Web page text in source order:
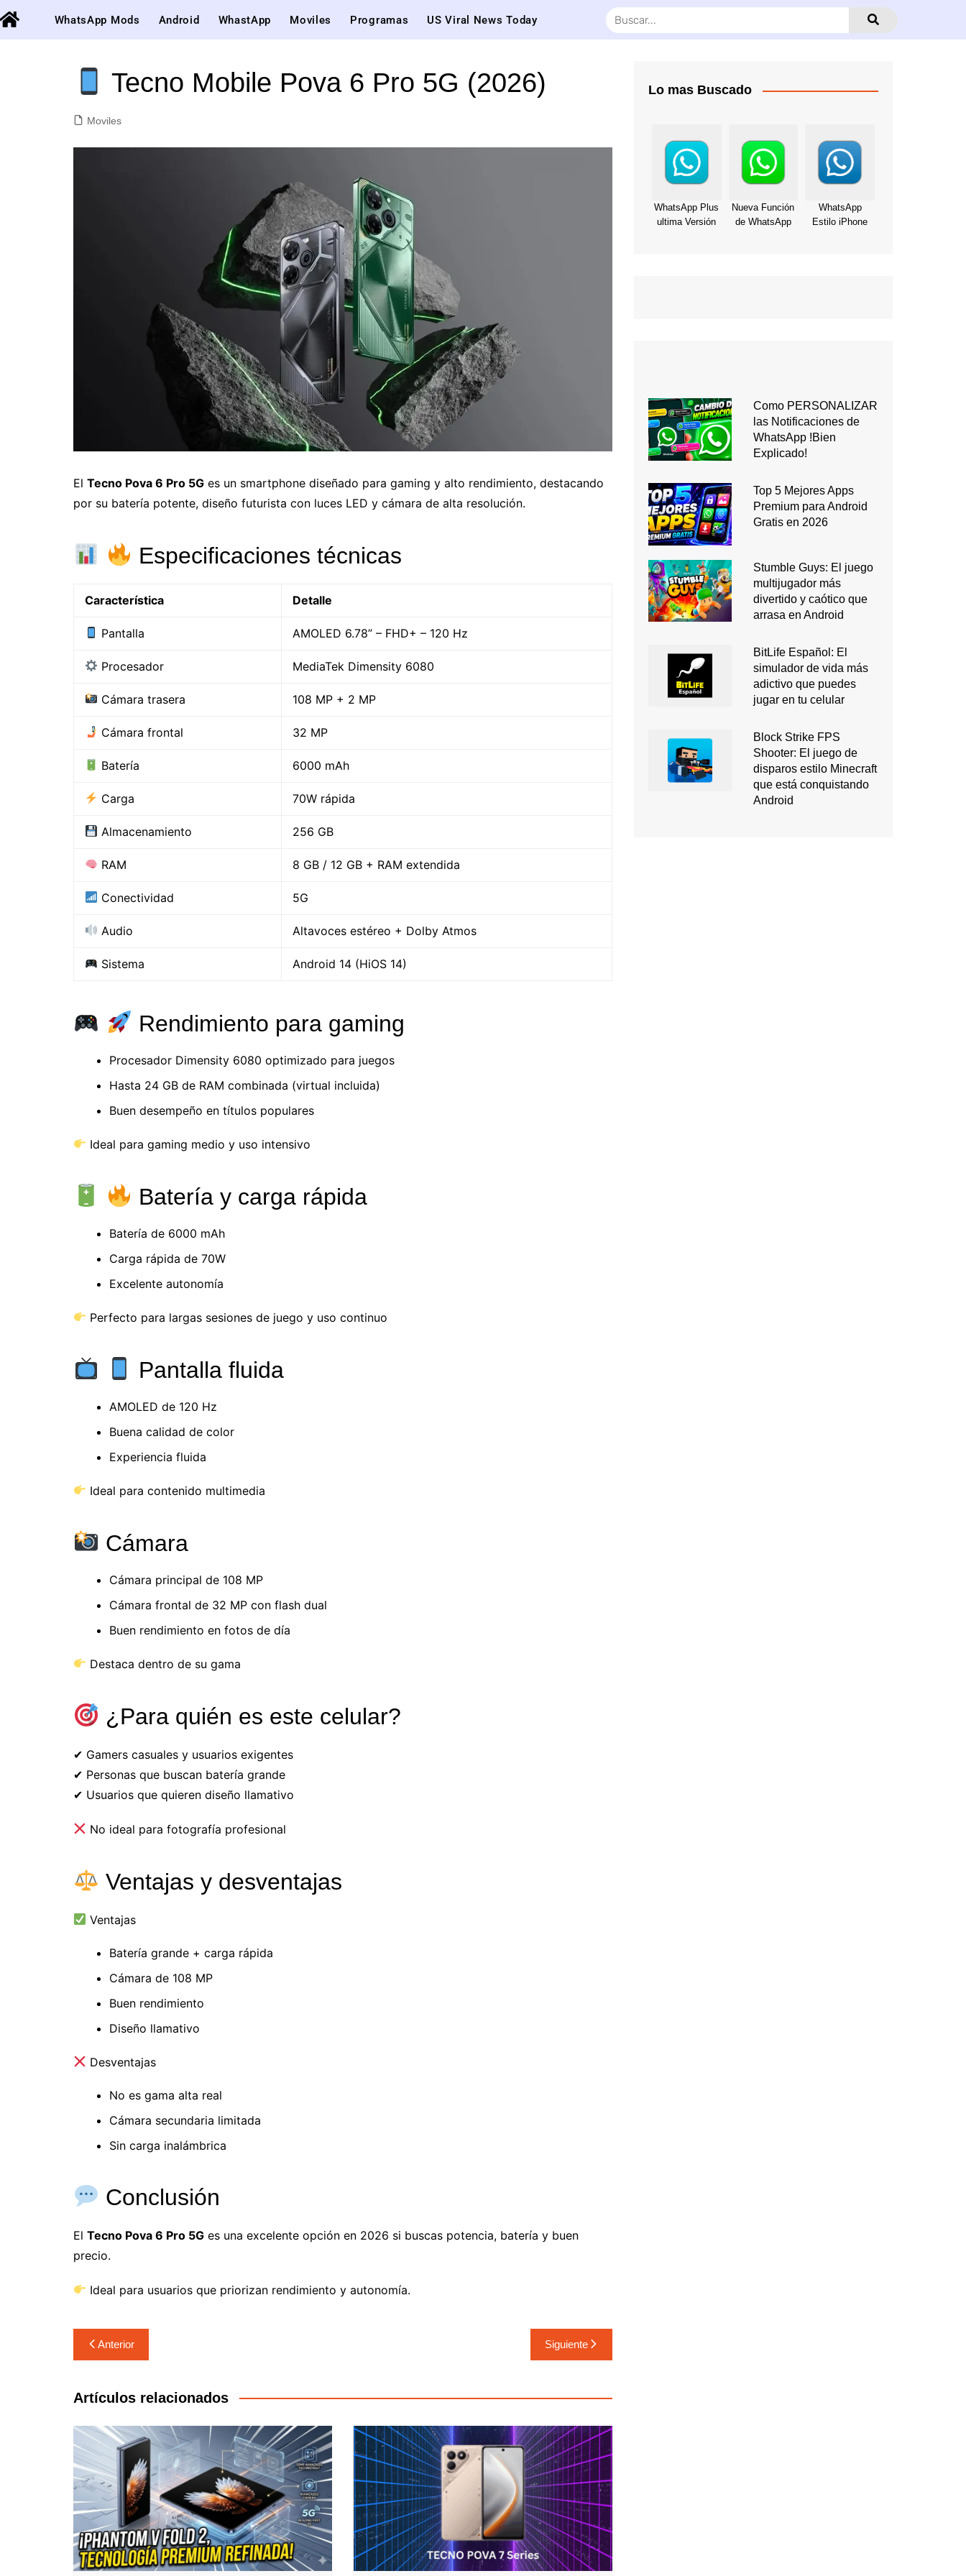
WhatsApp Mods Android WhastApp Moviles Programas US Viral News Today
Tecno Mobile Pova 6 Pro 5G (2026)
Moviles
El Tecno Pova 6 Pro 5G es un smartphone diseñado para gaming y alto rendimiento, destacando
por su batería potente, diseño futurista con luces LED y cámara de alta resolución.
Especificaciones técnicas
Característica Detalle
Pantalla AMOLED 6.78” – FHD+ – 120 Hz
Procesador MediaTek Dimensity 6080
Cámara trasera 108 MP + 2 MP
Cámara frontal 32 MP
Batería 6000 mAh
Carga 70W rápida
Almacenamiento 256 GB
RAM 8 GB / 12 GB + RAM extendida
Conectividad 5G
Audio Altavoces estéreo + Dolby Atmos
Sistema Android 14 (HiOS 14)
Rendimiento para gaming
Procesador Dimensity 6080 optimizado para juegos
Hasta 24 GB de RAM combinada (virtual incluida)
Buen desempeño en títulos populares
Ideal para gaming medio y uso intensivo
Batería y carga rápida
Batería de 6000 mAh
Carga rápida de 70W
Excelente autonomía
Perfecto para largas sesiones de juego y uso continuo
Pantalla fluida
AMOLED de 120 Hz
Buena calidad de color
Experiencia fluida
Ideal para contenido multimedia
Cámara
Cámara principal de 108 MP
Cámara frontal de 32 MP con flash dual
Buen rendimiento en fotos de día
Destaca dentro de su gama
¿Para quién es este celular?
✔ Gamers casuales y usuarios exigentes
✔ Personas que buscan batería grande
✔ Usuarios que quieren diseño llamativo
No ideal para fotografía profesional
Ventajas y desventajas
Ventajas
Batería grande + carga rápida
Cámara de 108 MP
Buen rendimiento
Diseño llamativo
Desventajas
No es gama alta real
Cámara secundaria limitada
Sin carga inalámbrica
Conclusión
El Tecno Pova 6 Pro 5G es una excelente opción en 2026 si buscas potencia, batería y buen
precio.
Ideal para usuarios que priorizan rendimiento y autonomía.
Anterior Siguiente
Artículos relacionados
Lo mas Buscado
WhatsApp Plus
ultima Versión
Nueva Función
de WhatsApp
WhatsApp
Estilo iPhone
Como PERSONALIZAR
las Notificaciones de
WhatsApp !Bien
Explicado!
Top 5 Mejores Apps
Premium para Android
Gratis en 2026
Stumble Guys: El juego
multijugador más
divertido y caótico que
arrasa en Android
BitLife Español: El
simulador de vida más
adictivo que puedes
jugar en tu celular
Block Strike FPS
Shooter: El juego de
disparos estilo Minecraft
que está conquistando
Android